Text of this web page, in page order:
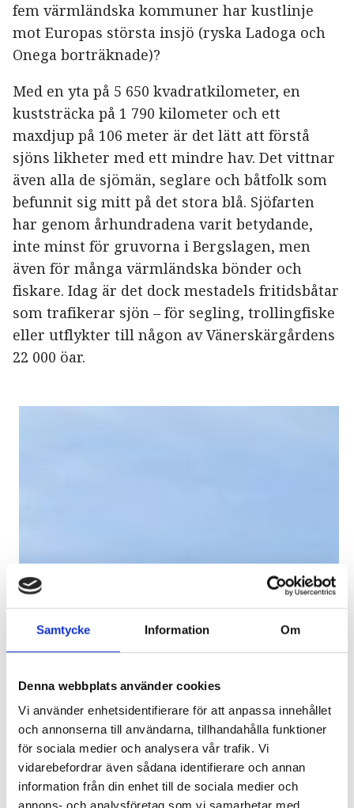
Samtycke Information Om
Denna webbplats använder cookies
Vi använder enhetsidentifierare för att anpassa innehållet
och annonserna till användarna, tillhandahålla funktioner
för sociala medier och analysera vår trafik. Vi
vidarebefordrar även sådana identifierare och annan
information från din enhet till de sociala medier och
fem värmländska kommuner har kustlinje
mot Europas största insjö (ryska Ladoga och
Onega borträknade)?
Med en yta på 5 650 kvadratkilometer, en
kuststräcka på 1 790 kilometer och ett
maxdjup på 106 meter är det lätt att förstå
sjöns likheter med ett mindre hav. Det vittnar
även alla de sjömän, seglare och båtfolk som
befunnit sig mitt på det stora blå. Sjöfarten
har genom århundradena varit betydande,
inte minst för gruvorna i Bergslagen, men
även för många värmländska bönder och
fiskare. Idag är det dock mestadels fritidsbåtar
som trafikerar sjön – för segling, trollingfiske
eller utflykter till någon av Vänerskärgårdens
22 000 öar.